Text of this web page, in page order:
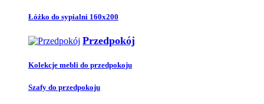
Łóżko do sypialni 160x200
Przedpokój
Kolekcje mebli do przedpokoju
Szafy do przedpokoju